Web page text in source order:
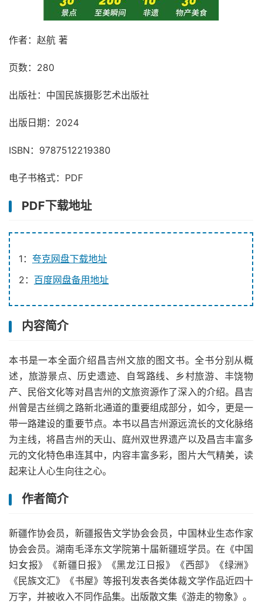
作者：赵航 著
页数：280
出版社：中国民族摄影艺术出版社
出版日期：2024
ISBN：9787512219380
电子书格式：PDF
PDF下载地址
1： 夸克网盘下载地址
2： 百度网盘备用地址
内容简介
本书是一本全面介绍昌吉州文旅的图文书。全书分别从概
述，旅游景点、历史遗迹、自驾路线、乡村旅游、丰饶物
产、民俗文化等对昌吉州的文旅资源作了深入的介绍。昌吉
州曾是古丝绸之路新北通道的重要组成部分，如今，更是一
带一路建设的重要节点。本书以昌吉州源远流长的文化脉络
为主线，将昌吉州的天山、庭州双世界遗产以及昌吉丰富多
元的文化特色串连其中，内容丰富多彩，图片大气精美，读
起来让人心生向往之心。
作者简介
新疆作协会员，新疆报告文学协会会员，中国林业生态作家
协会会员。湖南毛泽东文学院第十届新疆班学员。在《中国
妇女报》《新疆日报》《黑龙江日报》《西部》《绿洲》
《民族文汇》《书屋》等报刊发表各类体裁文学作品近四十
万字，并被收入不同作品集。出版散文集《游走的物象》。